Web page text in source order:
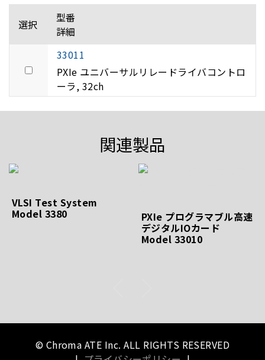
選択
型番
詳細
33011
PXIe ユニバーサルリレードライバコントロ
ーラ, 32ch
関連製品
VLSI Test System
Model 3380 PXIe プログラマブル高速
デジタルIOカード
Model 33010
© Chroma ATE Inc. ALL RIGHTS RESERVED